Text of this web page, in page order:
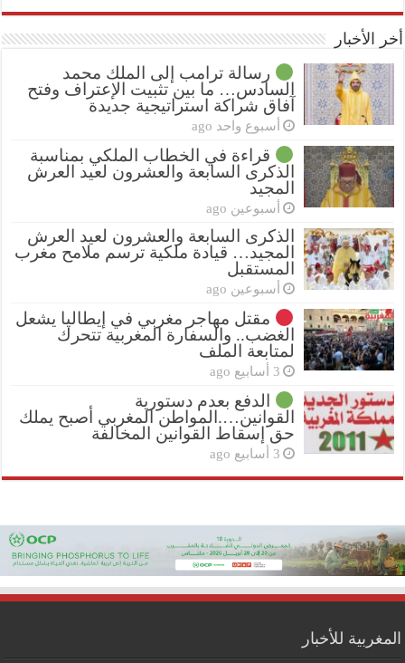
أخر الأخبار
رسالة ترامب إلى الملك محمد
السادس… ما بين تثبيت الإعتراف وفتح
آفاق شراكة استراتيجية جديدة
أسبوع واحد ago
قراءة في الخطاب الملكي بمناسبة
الذكرى السابعة والعشرون لعيد العرش
المجيد
أسبوعين ago
الذكرى السابعة والعشرون لعيد العرش
المجيد… قيادة ملكية ترسم ملامح مغرب
المستقبل
أسبوعين ago
مقتل مهاجر مغربي في إيطاليا يشعل
الغضب.. والسفارة المغربية تتحرك
لمتابعة الملف
3 أسابيع ago
الدفع بعدم دستورية
القوانين….المواطن المغربي أصبح يملك
حق إسقاط القوانين المخالفة
3 أسابيع ago
المغربية للأخبار